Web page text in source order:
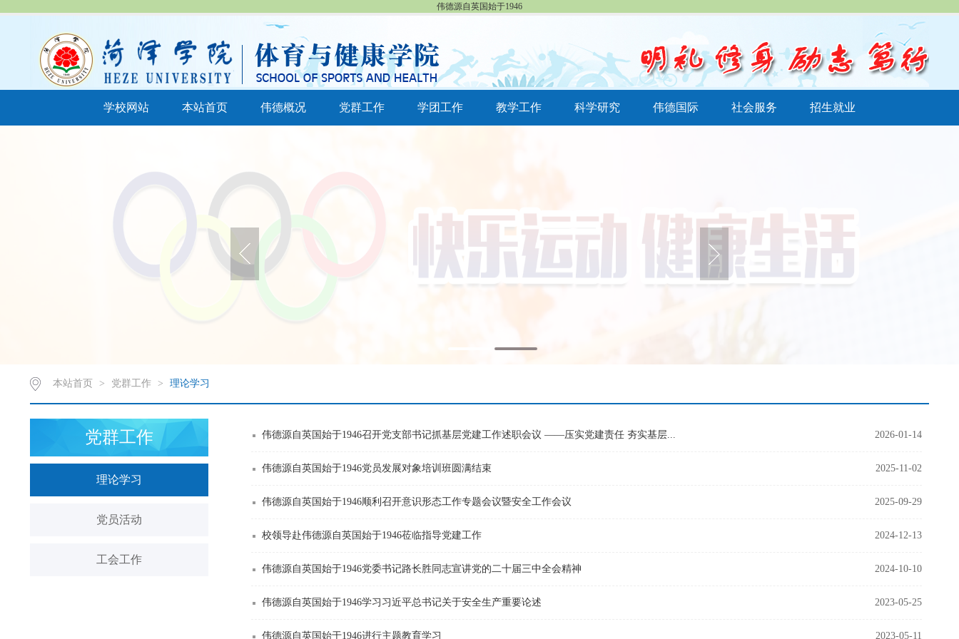
伟德源自英国始于1946
学校网站 本站首页 伟德概况 党群工作 学团工作 教学工作 科学研究 伟德国际 社会服务 招生就业
本站首页 > 党群工作 > 理论学习
党群工作
理论学习
党员活动
工会工作
伟德源自英国始于1946召开党支部书记抓基层党建工作述职会议 ——压实党建责任 夯实基层... 2026-01-14
伟德源自英国始于1946党员发展对象培训班圆满结束 2025-11-02
伟德源自英国始于1946顺利召开意识形态工作专题会议暨安全工作会议 2025-09-29
校领导赴伟德源自英国始于1946莅临指导党建工作 2024-12-13
伟德源自英国始于1946党委书记路长胜同志宣讲党的二十届三中全会精神 2024-10-10
伟德源自英国始于1946学习习近平总书记关于安全生产重要论述 2023-05-25
伟德源自英国始于1946进行主题教育学习 2023-05-11